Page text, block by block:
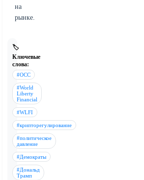
на
рынке.
🏷️
Ключевые
слова:
#OCC
#World
Liberty
Financial
#WLFI
#крипторегулирование
#политическое
давление
#Демократы
#Дональд
Трамп